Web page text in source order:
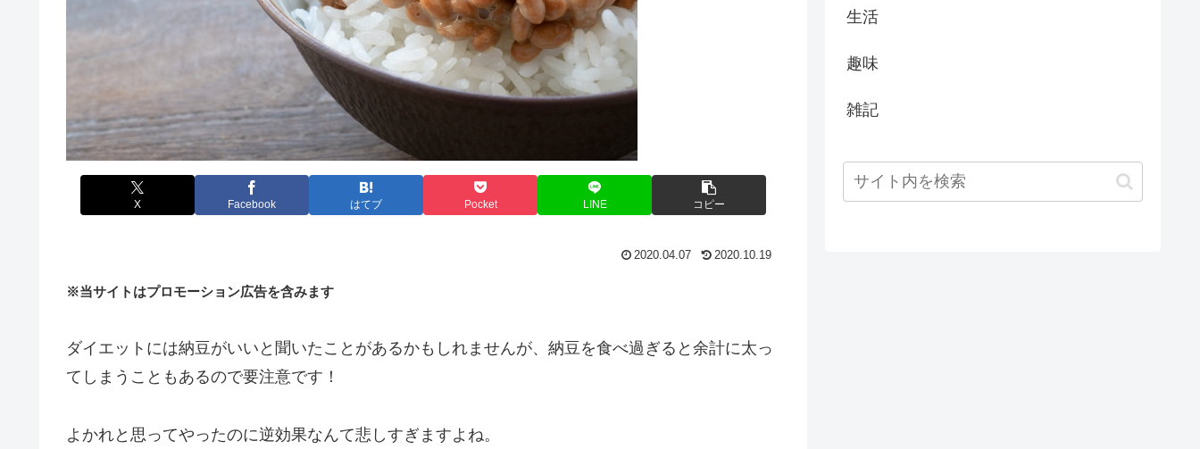
X Facebook はてブ Pocket LINE コピー
2020.04.07 2020.10.19
※当サイトはプロモーション広告を含みます
ダイエットには納豆がいいと聞いたことがあるかもしれませんが、納豆を食べ過ぎると余計に太っ
てしまうこともあるので要注意です！
よかれと思ってやったのに逆効果なんて悲しすぎますよね。
生活
趣味
雑記